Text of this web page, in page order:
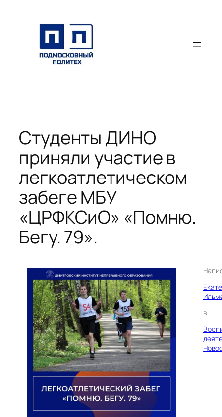
содержимому
Студенты ДИНО
приняли участие в
легкоатлетическом
забеге МБУ
«ЦРФКСиО» «Помню.
Бегу. 79».
в